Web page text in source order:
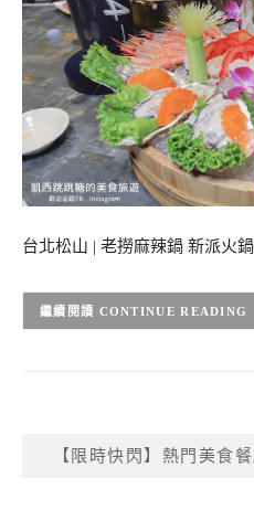
台北松山 | 老撈麻辣鍋 新派火
CONTINUE READING
【限時快閃】熱門美食